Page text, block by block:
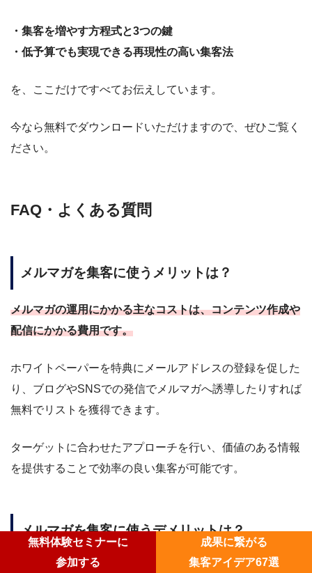
・集客を増やす方程式と3つの鍵
・低予算でも実現できる再現性の高い集客法
を、ここだけですべてお伝えしています。
今なら無料でダウンロードいただけますので、ぜひご覧く
ださい。
FAQ・よくある質問
メルマガを集客に使うメリットは？
メルマガの運用にかかる主なコストは、コンテンツ作成や
配信にかかる費用です。
ホワイトペーパーを特典にメールアドレスの登録を促した
り、ブログやSNSでの発信でメルマガへ誘導したりすれば
無料でリストを獲得できます。
ターゲットに合わせたアプローチを行い、価値のある情報
を提供することで効率の良い集客が可能です。
メルマガを集客に使うデメリットは？
メルマガを配信しても、必ずしもユーザーに読まれるとは
無料体験セミナーに
参加する
成果に繋がる
集客アイデア67選